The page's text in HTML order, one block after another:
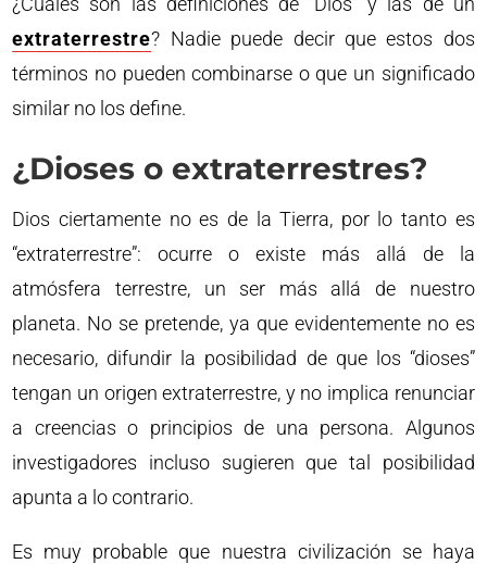
extraterrestre? Nadie puede decir que estos dos
términos no pueden combinarse o que un significado
similar no los define.
¿Dioses o extraterrestres?
Dios ciertamente no es de la Tierra, por lo tanto es
“extraterrestre”: ocurre o existe más allá de la
atmósfera terrestre, un ser más allá de nuestro
planeta. No se pretende, ya que evidentemente no es
necesario, difundir la posibilidad de que los “dioses”
tengan un origen extraterrestre, y no implica renunciar
a creencias o principios de una persona. Algunos
investigadores incluso sugieren que tal posibilidad
apunta a lo contrario.
Es muy probable que nuestra civilización se haya